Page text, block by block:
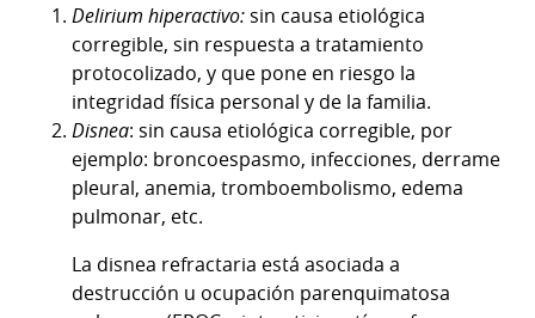
Delirium hiperactivo:sin causa etiológica
corregible, sin respuesta a tratamiento
protocolizado, y que pone en riesgo la
integridad física personal y de la familia.
Disnea: sin causa etiológica corregible, por
ejemplo: broncoespasmo, infecciones, derrame
pleural, anemia, tromboembolismo, edema
pulmonar, etc.
La disnea refractaria está asociada a
destrucción u ocupación parenquimatosa